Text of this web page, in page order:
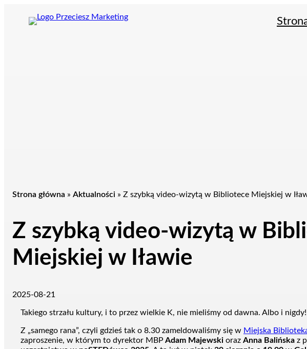
Strona główna » Aktualności » Z szybką video-wizytą w Bibliotece Miejskiej w
Z szybką video-wizytą w
Miejskiej w Iławie
2025-08-21
Takiego strzału kultury, i to przez wielkie K, nie mieliśmy od dawna. Albo i nigdy!
Z „samego rana”, czyli gdzieś tak o 8.30 zameldowaliśmy się w Miejska
zaproszenie, w którym to dyrektor MBPAdam Majewski oraz Anna Balińska z